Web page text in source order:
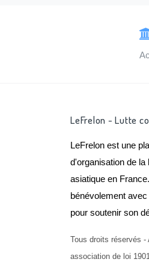
LeFrelon - Lutte
LeFrelon est une
d'organisation de
asiatique en
bénévolement
pour soutenir son
Tous droits réservés -
association de loi